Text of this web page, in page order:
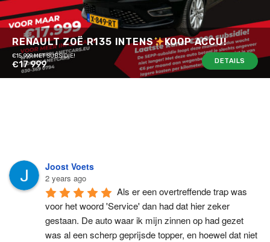
RENAULT ZOË R135 INTENS KOOP ACCU!
€15.999 MET SUBSIDIE!
€17 999 DETAILS
Joost Voets
2 years ago
Als er een overtreffende trap was
voor het woord 'Service' dan had dat hier zeker
gestaan. De auto waar ik mijn zinnen op had gezet
was al een scherp geprijsde topper, en hoewel dat niet